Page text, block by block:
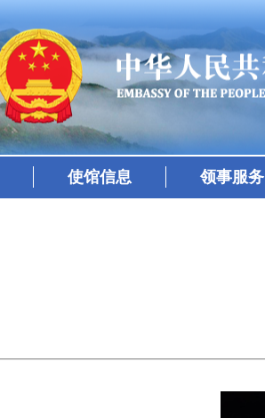
使馆信息 领事服务